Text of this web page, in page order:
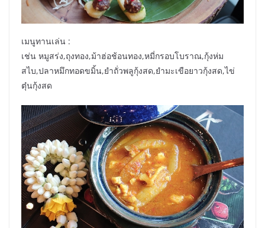
เมนูทานเล่น :
เช่น หมูสร่ง,ถุงทอง,ม้าฮ่อช้อนทอง,หมี่กรอบโบราณ,กุ้งห่ม
สไบ,ปลาหมึกทอดขมิ้น,ยำถั่วพลูกุ้งสด,ยำมะเขือยาวกุ้งสด,ไข่
ตุ๋นกุ้งสด